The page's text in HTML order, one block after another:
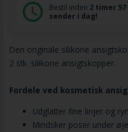
Bestil inden 2 timer
sender i dag!
Den originale silikone
2 stk. silikone ansigtskopper.
Fordele ved kosmetisk
Udglatter fine linjer og
Mindsker poser under